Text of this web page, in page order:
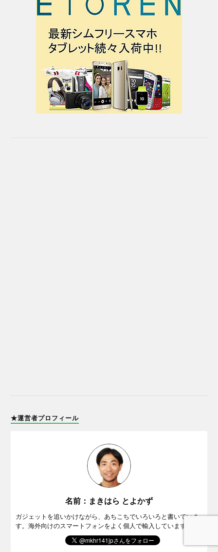
★運営者プロフィール
名前：まきはら とよかず
ガジェットを追いかけながら、あちこちでいろいろと書いていま
す。海外向けのスマートフォンをよく個人で輸入しています。